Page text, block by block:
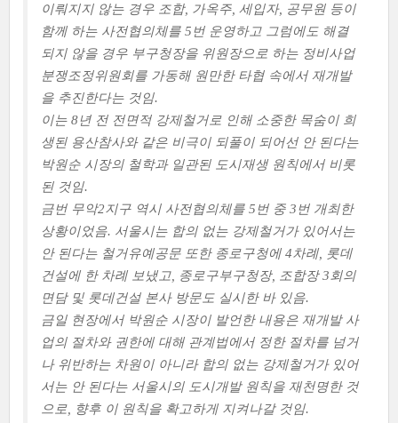
이뤄지지 않는 경우 조합, 가옥주, 세입자, 공무원 등이
함께 하는 사전협의체를 5번 운영하고 그럼에도 해결
되지 않을 경우 부구청장을 위원장으로 하는 정비사업
분쟁조정위원회를 가동해 원만한 타협 속에서 재개발
을 추진한다는 것임.
이는 8년 전 전면적 강제철거로 인해 소중한 목숨이 희
생된 용산참사와 같은 비극이 되풀이 되어선 안 된다는
박원순 시장의 철학과 일관된 도시재생 원칙에서 비롯
된 것임.
금번 무악2지구 역시 사전협의체를 5번 중 3번 개최한
상황이었음. 서울시는 합의 없는 강제철거가 있어서는
안 된다는 철거유예공문 또한 종로구청에 4차례, 롯데
건설에 한 차례 보냈고, 종로구부구청장, 조합장 3회의
면담 및 롯데건설 본사 방문도 실시한 바 있음.
금일 현장에서 박원순 시장이 발언한 내용은 재개발 사
업의 절차와 권한에 대해 관계법에서 정한 절차를 넘거
나 위반하는 차원이 아니라 합의 없는 강제철거가 있어
서는 안 된다는 서울시의 도시개발 원칙을 재천명한 것
으로, 향후 이 원칙을 확고하게 지켜나갈 것임.